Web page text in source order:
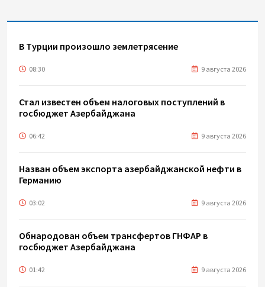
В Турции произошло землетрясение
08:30 9 августа 2026
Стал известен объем налоговых поступлений в
госбюджет Азербайджана
06:42 9 августа 2026
Назван объем экспорта азербайджанской нефти в
Германию
03:02 9 августа 2026
Обнародован объем трансфертов ГНФАР в
госбюджет Азербайджана
01:42 9 августа 2026